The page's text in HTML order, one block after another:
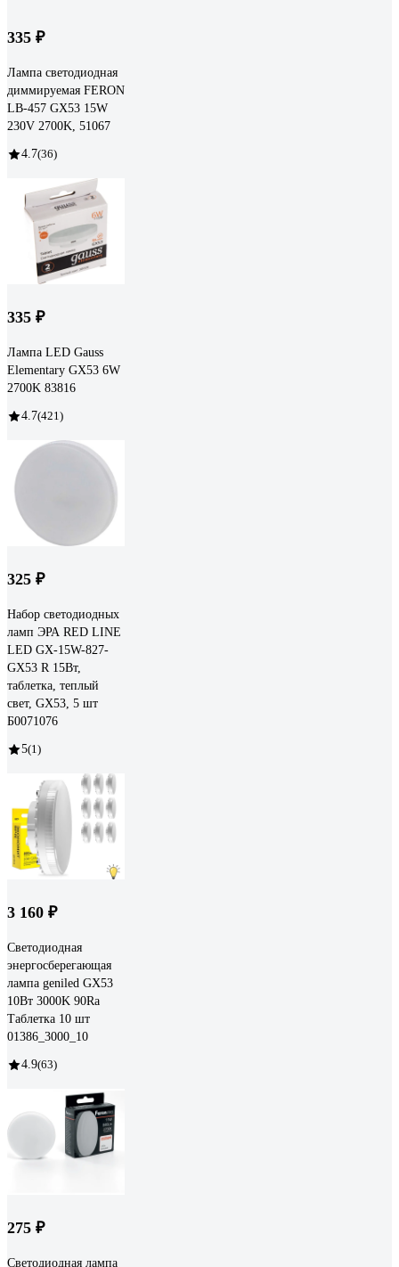
335 ₽
Лампа светодиодная
диммируемая FERON
LB-457 GX53 15W
230V 2700K, 51067
4.7(36)
335 ₽
Лампа LED Gauss
Elementary GX53 6W
2700K 83816
4.7(421)
325 ₽
Набор светодиодных
ламп ЭРА RED LINE
LED GX-15W-827-
GX53 R 15Вт,
таблетка, теплый
свет, GX53, 5 шт
Б0071076
5(1)
3 160 ₽
Светодиодная
энергосберегающая
лампа geniled GX53
10Вт 3000K 90Ra
Таблетка 10 шт
01386_3000_10
4.9(63)
275 ₽
Светодиодная лампа